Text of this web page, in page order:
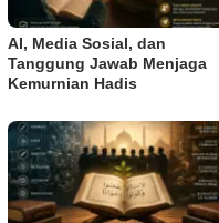
AI, Media Sosial, dan
Tanggung Jawab Menjaga
Kemurnian Hadis